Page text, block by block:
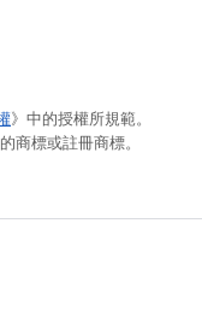
》中的授權所規範。
商標或註冊商標。